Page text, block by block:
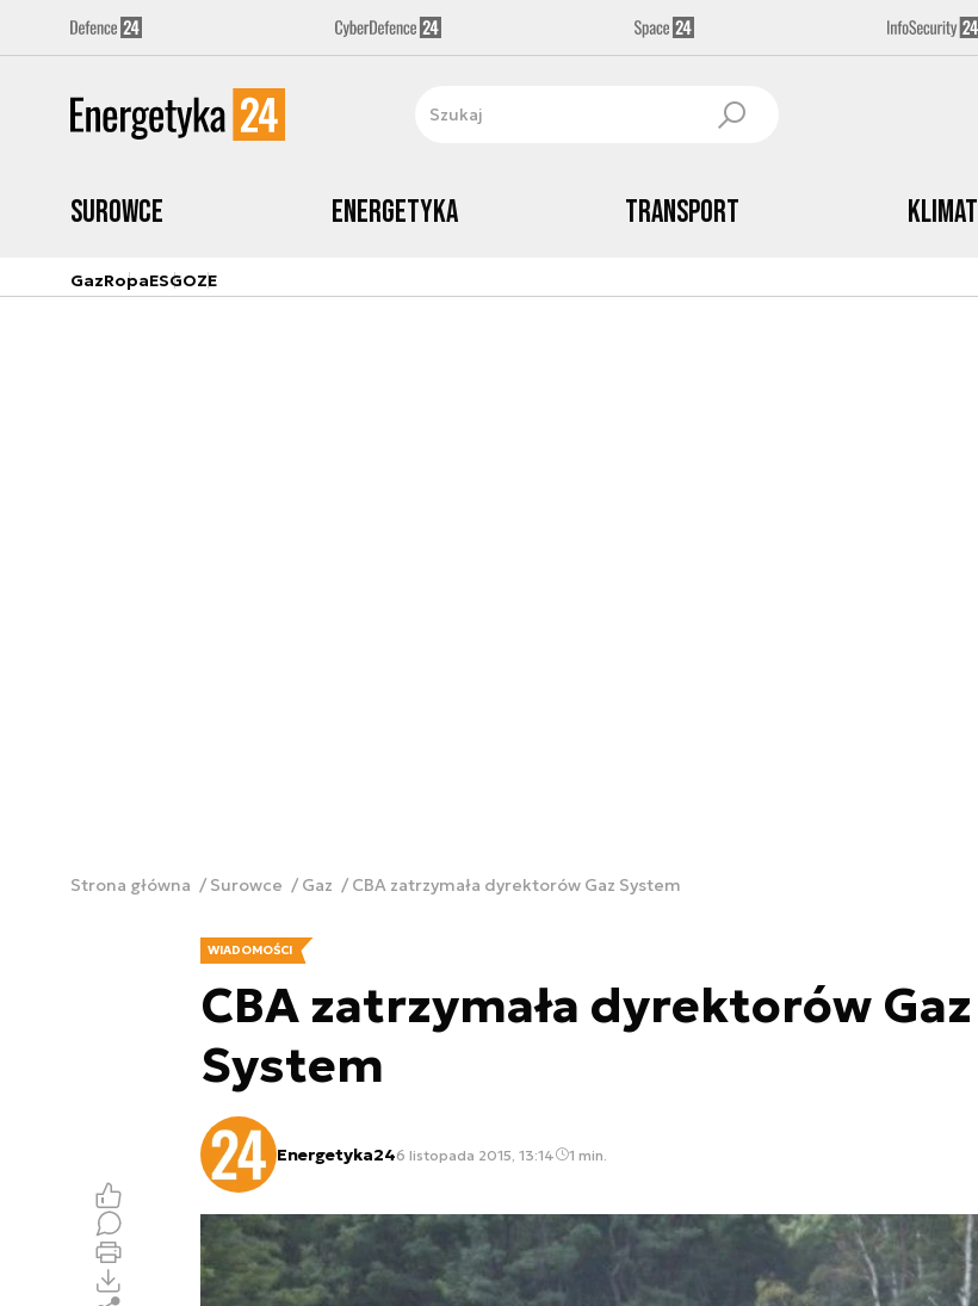
Surowce Energetyka Transport Klimat
GazRopaESGOZE
Strona główna Surowce Gaz CBA zatrzymała dyrektorów Gaz System
WIADOMOŚCI
CBA zatrzymała dyrektorów Gaz
System
Energetyka246 listopada 2015, 13:14 1 min.